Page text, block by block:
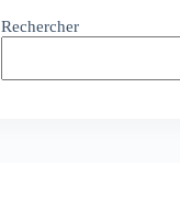
Rechercher